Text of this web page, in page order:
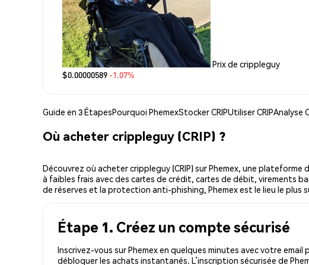
Prix de crippleguy
$0.00000589 -1.07%
Guide en 3 ÉtapesPourquoi PhemexStocker CRIPUtiliser CRIPAnalyse
Où acheter crippleguy (CRIP) ?
Découvrez où acheter crippleguy (CRIP) sur Phemex, une
à faibles frais avec des cartes de crédit, cartes de débit, virements
de réserves et la protection anti-phishing, Phemex est le lieu le
Étape 1. Créez un compte sécurisé
Inscrivez-vous sur Phemex en quelques minutes avec votre
débloquer les achats instantanés. L’inscription sécurisée de